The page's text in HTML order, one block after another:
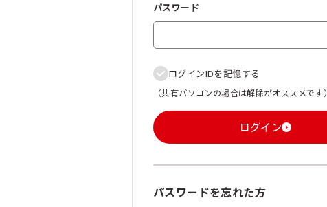
パスワード
ログインIDを記憶する
（共有パソコンの場合は解除がオススメです）
ログイン
パスワードを忘れた方